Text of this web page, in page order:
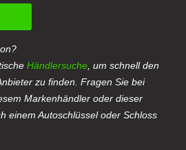
Händlersuche , um schnell den
zu finden. Fragen Sie bei
Markenhändler oder dieser
einem Autoschlüssel oder Schloss